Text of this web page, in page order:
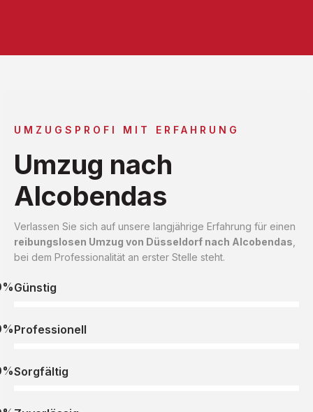
UMZUGSPROFI MIT ERFAHRUNG
Umzug nach
Alcobendas
Verlassen Sie sich auf unsere langjährige Erfahrung für einen
reibungslosen Umzug von Düsseldorf nach Alcobendas
bei dem Professionalität an erster Stelle steht.
Günstig
Professionell
Sorgfältig